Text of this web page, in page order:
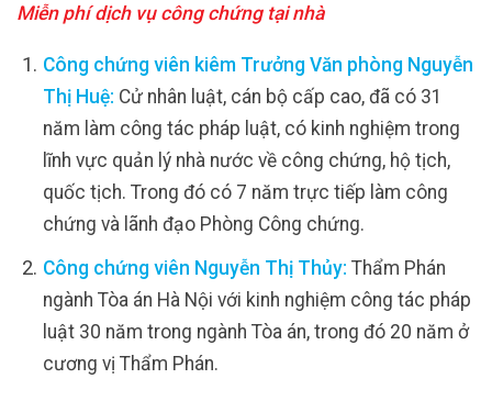
Miễn phí dịch vụ công chứng tại nhà
Công chứng viên kiêm Trưởng Văn phòng Nguyễn
Thị Huệ: Cử nhân luật, cán bộ cấp cao, đã có 31
năm làm công tác pháp luật, có kinh nghiệm trong
lĩnh vực quản lý nhà nước về công chứng, hộ tịch,
quốc tịch. Trong đó có 7 năm trực tiếp làm công
chứng và lãnh đạo Phòng Công chứng.
Công chứng viên Nguyễn Thị Thủy: Thẩm Phán
ngành Tòa án Hà Nội với kinh nghiệm công tác pháp
luật 30 năm trong ngành Tòa án, trong đó 20 năm ở
cương vị Thẩm Phán.